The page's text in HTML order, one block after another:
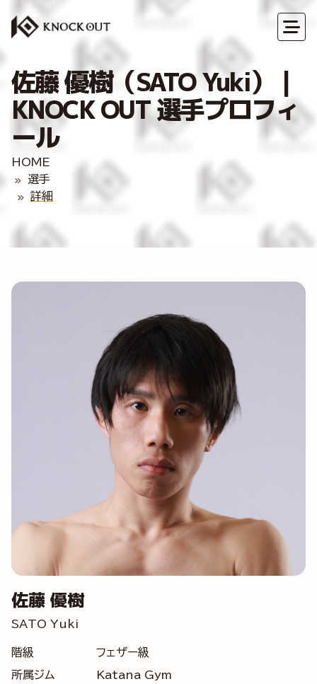
佐藤 優樹（SATO Yuki）｜
KNOCK OUT 選手プロフィ
ール
HOME
選手
詳細
佐藤 優樹
SATO Yuki
階級
フェザー級
所属ジム
Katana Gym